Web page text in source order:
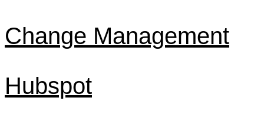
Change Management
Hubspot